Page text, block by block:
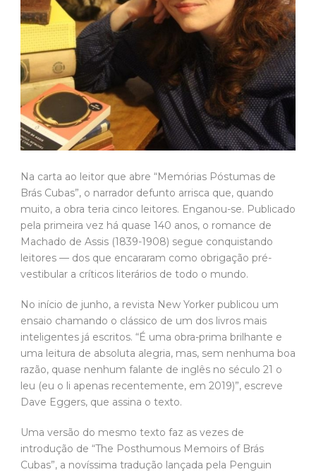
Na carta ao leitor que abre “Memórias Póstumas de
Brás Cubas”, o narrador defunto arrisca que, quando
muito, a obra teria cinco leitores. Enganou-se. Publicado
pela primeira vez há quase 140 anos, o romance de
Machado de Assis (1839-1908) segue conquistando
leitores — dos que encararam como obrigação pré-
vestibular a críticos literários de todo o mundo.
No início de junho, a revista New Yorker publicou um
ensaio chamando o clássico de um dos livros mais
inteligentes já escritos. “É uma obra-prima brilhante e
uma leitura de absoluta alegria, mas, sem nenhuma boa
razão, quase nenhum falante de inglês no século 21 o
leu (eu o li apenas recentemente, em 2019)”, escreve
Dave Eggers, que assina o texto.
Uma versão do mesmo texto faz as vezes de
introdução de “The Posthumous Memoirs of Brás
Cubas”, a novíssima tradução lançada pela Penguin